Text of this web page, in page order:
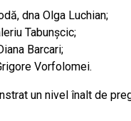
dna Olga Luchian;
Tabunșcic;
Barcari;
Vorfolomei.
un nivel înalt de